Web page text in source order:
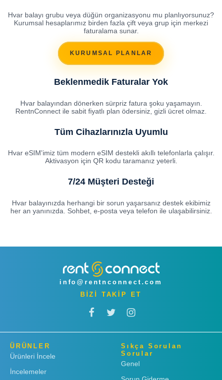
Hvar balayı grubu veya düğün organizasyonu mu planlıyorsunuz?
Kurumsal hesaplarımız birden fazla çift veya grup için merkezi
faturalama sunar.
KURUMSAL PLANLAR
Beklenmedik Faturalar Yok
Hvar balayından dönerken sürpriz fatura şoku yaşamayın.
RentnConnect ile sabit fiyatlı plan ödersiniz, gizli ücret olmaz.
Tüm Cihazlarınızla Uyumlu
Hvar eSIM'imiz tüm modern eSIM destekli akıllı telefonlarla çalışır.
Aktivasyon için QR kodu taramanız yeterli.
7/24 Müşteri Desteği
Hvar balayınızda herhangi bir sorun yaşarsanız destek ekibimiz
her an yanınızda. Sohbet, e-posta veya telefon ile ulaşabilirsiniz.
info@rentnconnect.com
BİZİ TAKİP ET
ÜRÜNLER
Ürünleri İncele
İncelemeler
Sıkça Sorulan
Sorular
Genel